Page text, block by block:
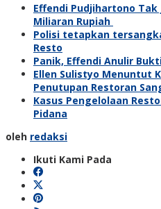
Effendi Pudjihartono Tak
Miliaran Rupiah
Polisi tetapkan
Resto
Panik, Effendi Anulir
Ellen Sulistyo Menuntut
Penutupan Restoran
Kasus Pengelolaan
Pidana
oleh redaksi
Ikuti Kami Pada